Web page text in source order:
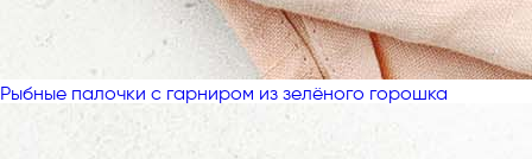
Рыбные палочки с гарниром из зелёного горошка